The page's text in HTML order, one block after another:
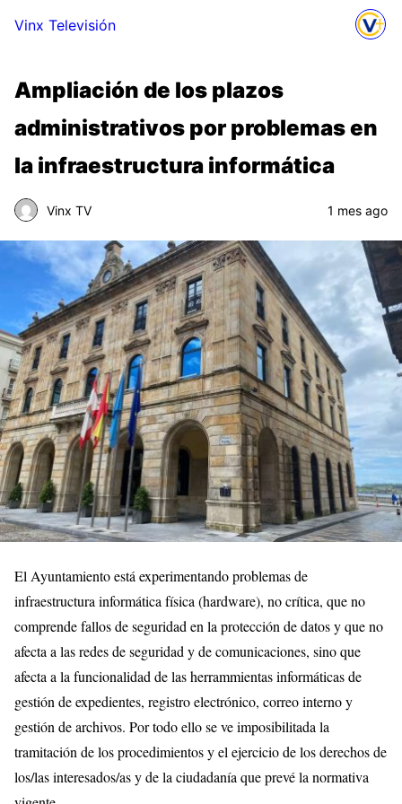
Vinx Televisión
Ampliación de los plazos
administrativos por problemas en
la infraestructura informática
Vinx TV 1 mes ago
El Ayuntamiento está experimentando problemas de
infraestructura informática física (hardware), no crítica, que no
comprende fallos de seguridad en la protección de datos y que no
afecta a las redes de seguridad y de comunicaciones, sino que
afecta a la funcionalidad de las herrammientas informáticas de
gestión de expedientes, registro electrónico, correo interno y
gestión de archivos. Por todo ello se ve imposibilitada la
tramitación de los procedimientos y el ejercicio de los derechos de
los/las interesados/as y de la ciudadanía que prevé la normativa